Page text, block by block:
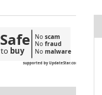
supported by UpdateStar.com
Safe
to buy
No scam
No fraud
No malware